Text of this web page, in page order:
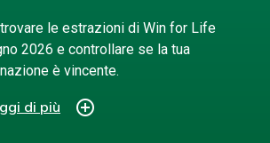
le estrazioni di Win for Life
2026 e controllare se la tua
è vincente.
di più add_circle_outline